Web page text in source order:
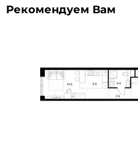
Рекомендуем Вам